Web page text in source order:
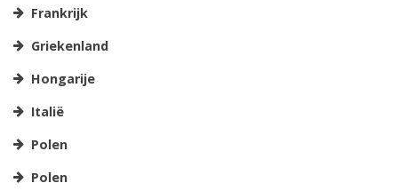
Frankrijk
Griekenland
Hongarije
Italië
Polen
Polen